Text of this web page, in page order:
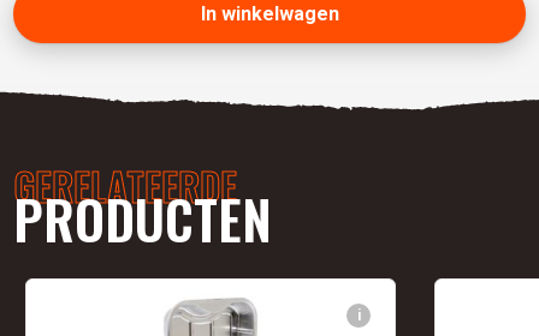
In winkelwagen
GERELATEERDE
PRODUCTEN
i